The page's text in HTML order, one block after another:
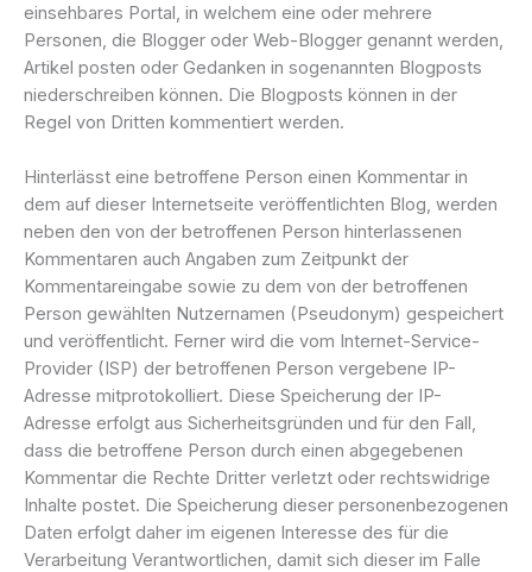
einsehbares Portal, in welchem eine oder mehrere
Personen, die Blogger oder Web-Blogger genannt werden,
Artikel posten oder Gedanken in sogenannten Blogposts
niederschreiben können. Die Blogposts können in der
Regel von Dritten kommentiert werden.
Hinterlässt eine betroffene Person einen Kommentar in
dem auf dieser Internetseite veröffentlichten Blog, werden
neben den von der betroffenen Person hinterlassenen
Kommentaren auch Angaben zum Zeitpunkt der
Kommentareingabe sowie zu dem von der betroffenen
Person gewählten Nutzernamen (Pseudonym) gespeichert
und veröffentlicht. Ferner wird die vom Internet-Service-
Provider (ISP) der betroffenen Person vergebene IP-
Adresse mitprotokolliert. Diese Speicherung der IP-
Adresse erfolgt aus Sicherheitsgründen und für den Fall,
dass die betroffene Person durch einen abgegebenen
Kommentar die Rechte Dritter verletzt oder rechtswidrige
Inhalte postet. Die Speicherung dieser personenbezogenen
Daten erfolgt daher im eigenen Interesse des für die
Verarbeitung Verantwortlichen, damit sich dieser im Falle